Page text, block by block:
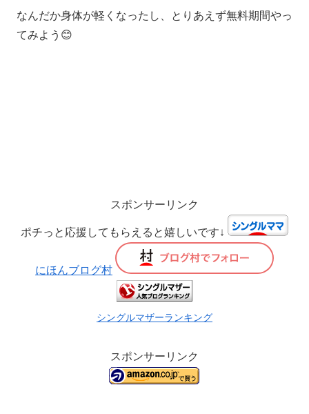
なんだか身体が軽くなったし、とりあえず無料期間やっ
てみよう😊
スポンサーリンク
ポチっと応援してもらえると嬉しいです↓
にほんブログ村
シングルマザーランキング
スポンサーリンク